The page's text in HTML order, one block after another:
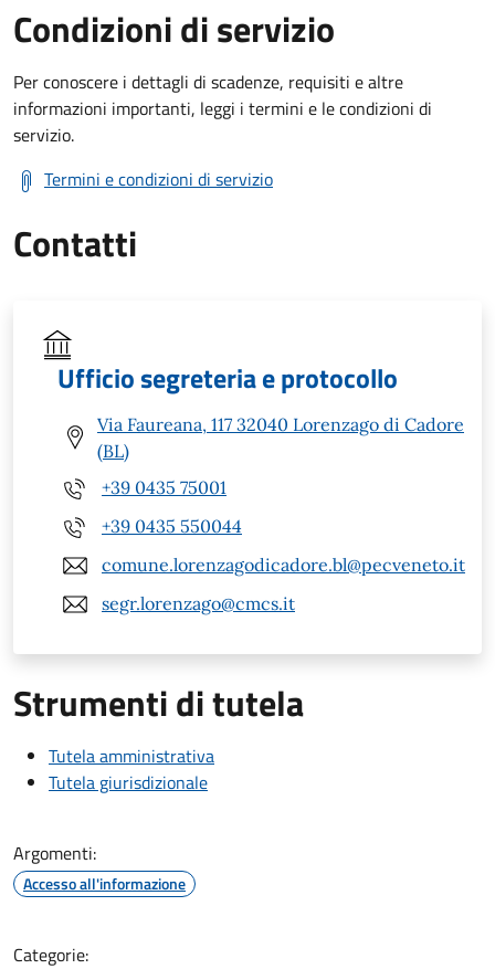
Condizioni di servizio
Per conoscere i dettagli di scadenze, requisiti e altre
informazioni importanti, leggi i termini e le condizioni di
servizio.
Termini e condizioni di servizio
Contatti
Ufficio segreteria e protocollo
Via Faureana, 117 32040 Lorenzago di Cadore
(BL)
+39 0435 75001
+39 0435 550044
comune.lorenzagodicadore.bl@pecveneto.it
segr.lorenzago@cmcs.it
Strumenti di tutela
Tutela amministrativa
Tutela giurisdizionale
Argomenti:
Accesso all'informazione
Categorie: